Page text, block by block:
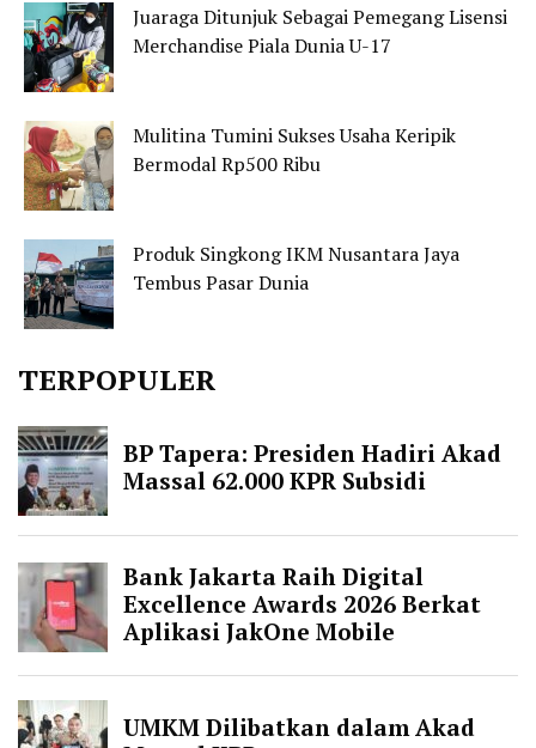
Juaraga Ditunjuk Sebagai Pemegang Lisensi
Merchandise Piala Dunia U-17
Mulitina Tumini Sukses Usaha Keripik
Bermodal Rp500 Ribu
Produk Singkong IKM Nusantara Jaya
Tembus Pasar Dunia
TERPOPULER